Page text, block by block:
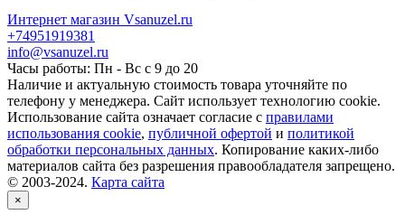
Интернет магазин Vsanuzel.ru
+74951919381
info@vsanuzel.ru
Часы работы: Пн - Вс с 9 до 20
Наличие и актуальную стоимость товара уточняйте по
телефону у менеджера. Сайт использует технологию cookie.
Использование сайта означает согласие с правилами
использования cookie, публичной офертой и политикой
обработки персональных данных. Копирование каких-либо
материалов сайта без разрешения правообладателя запрещено.
© 2003-2024. Карта сайта
×